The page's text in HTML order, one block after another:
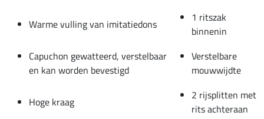
Warme vulling van imitatiedons
1 ritszak
binnenin
Capuchon gewatteerd, verstelbaar
en kan worden bevestigd
Verstelbare
mouwwijdte
Hoge kraag
2 rijsplitten met
rits achteraan